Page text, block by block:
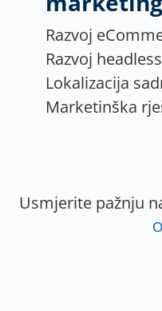
Razvoj
Razvoj
Lokalizacija
Marketinška
Usmjerite pažnju